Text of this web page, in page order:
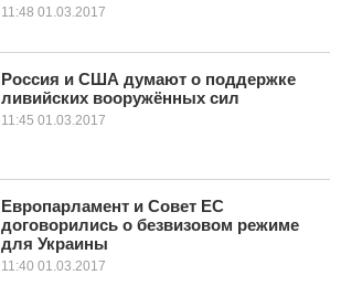
ЭКОНОМИКА
В МИРЕ
ОБЩЕСТВО
КУЛЬТУРА
НАУКА
11:48 01.03.2017
Россия и США думают о поддержке
ливийских вооружённых сил
11:45 01.03.2017
Европарламент и Совет ЕС
договорились о безвизовом режиме
для Украины
11:40 01.03.2017